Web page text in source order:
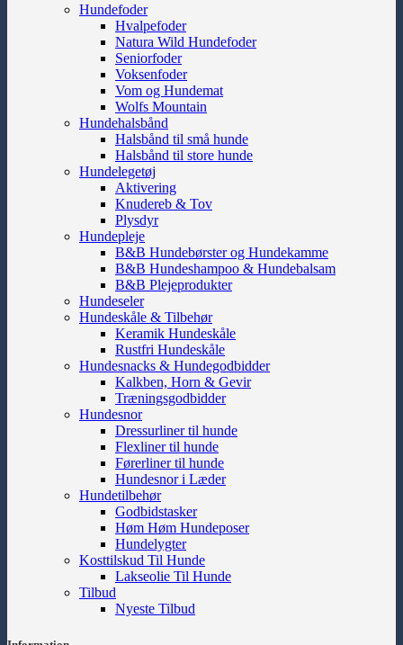
Hundefoder
Hvalpefoder
Natura Wild Hundefoder
Seniorfoder
Voksenfoder
Vom og Hundemat
Wolfs Mountain
Hundehalsbånd
Halsbånd til små hunde
Halsbånd til store hunde
Hundelegetøj
Aktivering
Knudereb & Tov
Plysdyr
Hundepleje
B&B Hundebørster og Hundekamme
B&B Hundeshampoo & Hundebalsam
B&B Plejeprodukter
Hundeseler
Hundeskåle & Tilbehør
Keramik Hundeskåle
Rustfri Hundeskåle
Hundesnacks & Hundegodbidder
Kalkben, Horn & Gevir
Træningsgodbidder
Hundesnor
Dressurliner til hunde
Flexliner til hunde
Førerliner til hunde
Hundesnor i Læder
Hundetilbehør
Godbidstasker
Høm Høm Hundeposer
Hundelygter
Kosttilskud Til Hunde
Lakseolie Til Hunde
Tilbud
Nyeste Tilbud